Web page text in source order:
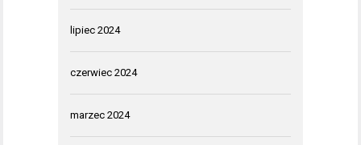
lipiec 2024
czerwiec 2024
marzec 2024